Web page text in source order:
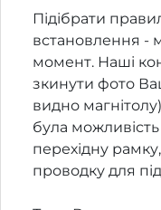
Підібрати
встановлення -
момент. Наші
зкинути фото
видно
була
перехідну
проводку для